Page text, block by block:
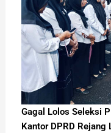
Gagal Lolos Seleksi
Kantor DPRD Rejang